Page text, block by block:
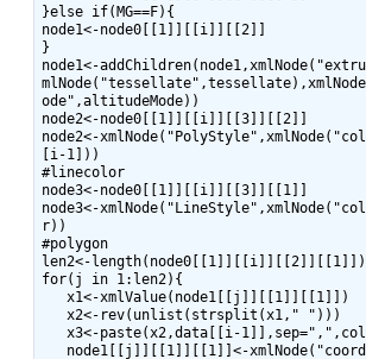
}else if(MG==F){
node1<-node0[[1]][[i]][[2]]
}
node1<-
ode",altitudeMode))
node2<-node0[[1]][[i]][[3]][[2]]
node2<-
[i-1]))
#linecolor
node3<-node0[[1]][[i]][[3]][[1]]
node3<-
r))
#polygon
len2<-length(node0[[1]][[i]][[2]][[1]])
for(j in 1:len2){